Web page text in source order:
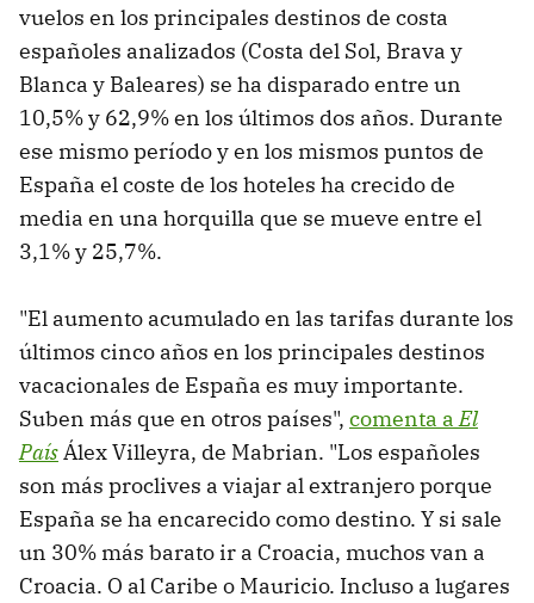
vuelos en los principales destinos de costa
españoles analizados (Costa del Sol, Brava y
Blanca y Baleares) se ha disparado entre un
10,5% y 62,9% en los últimos dos años. Durante
ese mismo período y en los mismos puntos de
España el coste de los hoteles ha crecido de
media en una horquilla que se mueve entre el
3,1% y 25,7%.
"El aumento acumulado en las tarifas durante los
últimos cinco años en los principales destinos
vacacionales de España es muy importante.
Suben más que en otros países", comenta aEl
PaísÁlex Villeyra, de Mabrian. "Los españoles
son más proclives a viajar al extranjero porque
España se ha encarecido como destino. Y si sale
un 30% más barato ir a Croacia, muchos van a
Croacia. O al Caribe o Mauricio. Incluso a lugares